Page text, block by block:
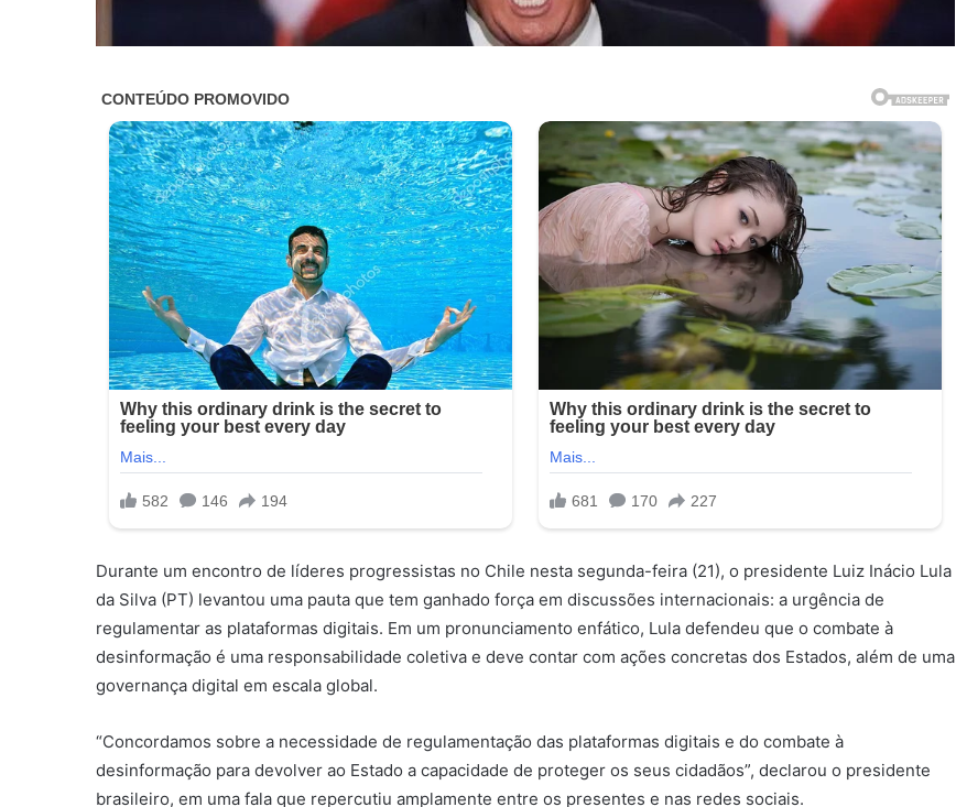
Durante um encontro de líderes progressistas no Chile nesta segunda-feira (21), o presidente Luiz Inácio Lula
da Silva (PT) levantou uma pauta que tem ganhado força em discussões internacionais: a urgência de
regulamentar as plataformas digitais. Em um pronunciamento enfático, Lula defendeu que o combate à
desinformação é uma responsabilidade coletiva e deve contar com ações concretas dos Estados, além de uma
governança digital em escala global.
“Concordamos sobre a necessidade de regulamentação das plataformas digitais e do combate à
desinformação para devolver ao Estado a capacidade de proteger os seus cidadãos”, declarou o presidente
brasileiro, em uma fala que repercutiu amplamente entre os presentes e nas redes sociais.